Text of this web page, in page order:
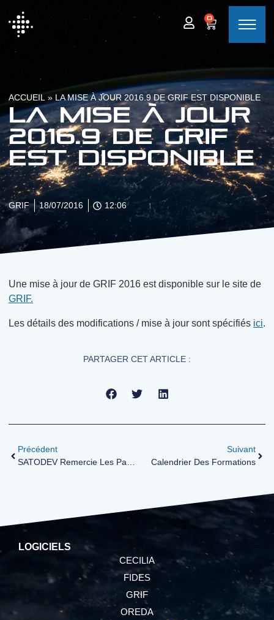
0
ACCUEIL » LA MISE À JOUR 2016.9 DE GRIF EST DISPONIBLE
La mise à jour
2016.9 de GRIF
est disponible
GRIF 18/07/2016 12:06
Une mise à jour de GRIF 2016 est disponible sur le site de
GRIF.
Les détails des modifications / mise à jour sont spécifiés ici.
PARTAGER CET ARTICLE :
Précédent
SATODEV Remercie Les Participants À La Réunion Du GT “recherche Méthodologique” De L’IMdR
Suivant
Calendrier Des Formations
LOGICIELS
CECILIA
FIDES
GRIF
OREDA